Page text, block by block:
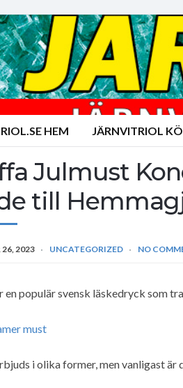
HEM JÄRNVITRIOL
Julmust
till
26, 2023 UNCATEGORIZED NO
en populär svensk läskedryck som
must
i olika former, men vanligast